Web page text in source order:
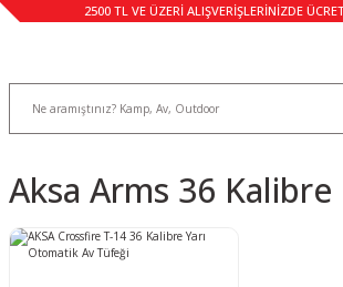
2500 TL VE ÜZERİ ALIŞVERİŞLERİNİZDE
Aksa Arms 36 Kalibre